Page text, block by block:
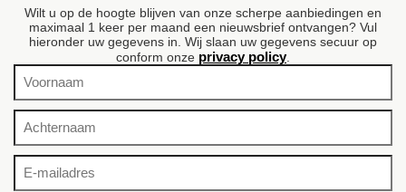
Wilt u op de hoogte blijven van onze scherpe aanbiedingen en
maximaal 1 keer per maand een nieuwsbrief ontvangen? Vul
hieronder uw gegevens in. Wij slaan uw gegevens secuur op
conform onze privacy policy.